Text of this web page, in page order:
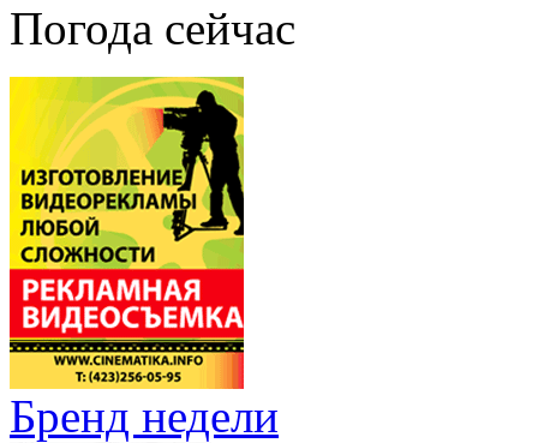
Погода сейчас
Бренд недели